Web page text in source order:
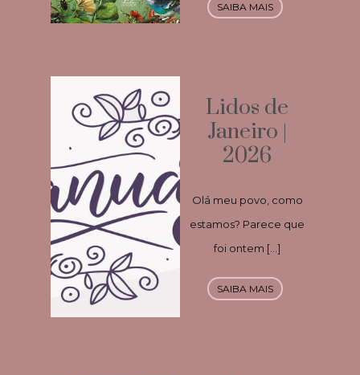
SAIBA MAIS
Lidos de
Janeiro |
2026
Olá meu povo, como
estamos? Parece que
foi ontem […]
SAIBA MAIS